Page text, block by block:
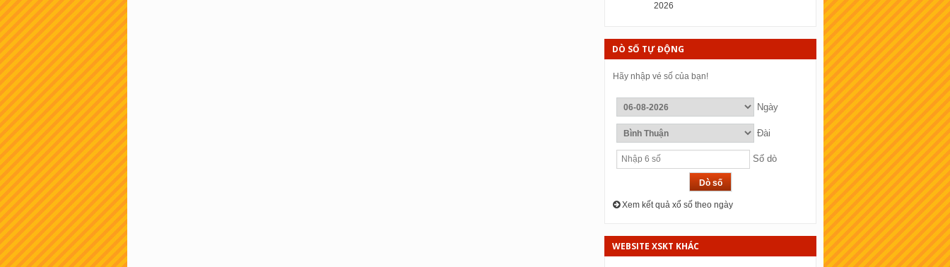
2026
DÒ SỐ TỰ ĐỘNG
Hãy nhập vé số của bạn!
Ngày
Đài
Số dò
Xem kết quả xổ số theo ngày
WEBSITE XSKT KHÁC